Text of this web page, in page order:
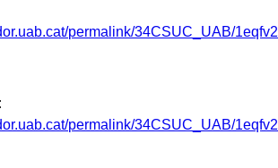
permalink/34CSUC_UAB/
permalink/34CSUC_UAB/